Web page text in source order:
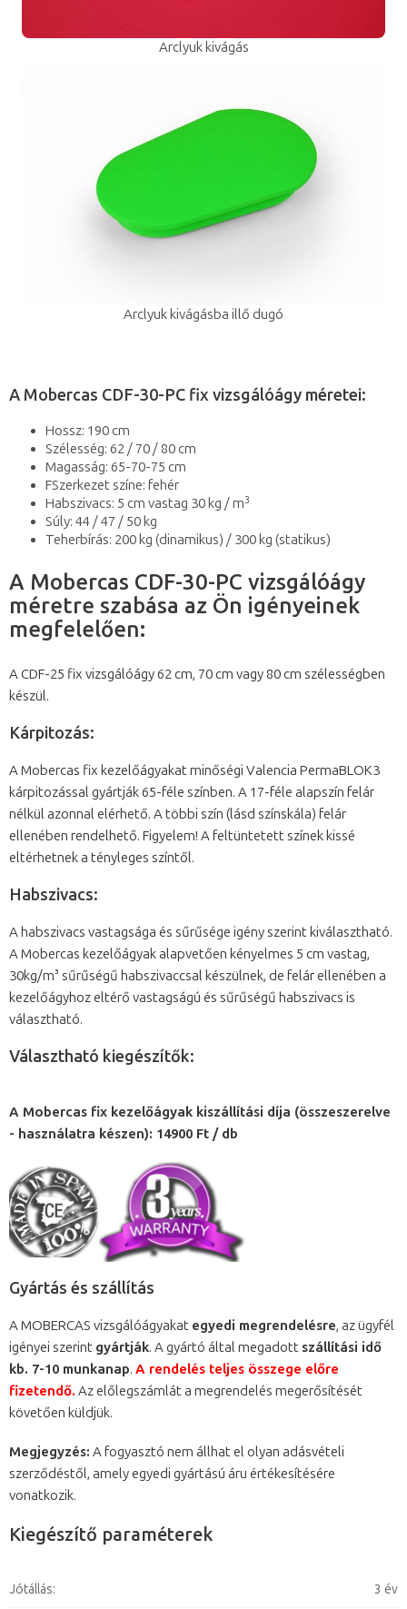
Arclyuk kivágás
Arclyuk kivágásba illő dugó
A Mobercas CDF-30-PC fix vizsgálóágy méretei:
Hossz: 190 cm
Szélesség: 62 / 70 / 80 cm
Magasság: 65-70-75 cm
FSzerkezet színe: fehér
Habszivacs: 5 cm vastag 30 kg / m3
Súly: 44 / 47 / 50 kg
Teherbírás: 200 kg (dinamikus) / 300 kg (statikus)
A Mobercas CDF-30-PC vizsgálóágy
méretre szabása az Ön igényeinek
megfelelően:
A CDF-25 fix vizsgálóágy 62 cm, 70 cm vagy 80 cm szélességben
készül.
Kárpitozás:
A Mobercas fix kezelőágyakat minőségi Valencia PermaBLOK3
kárpitozással gyártják 65-féle színben. A 17-féle alapszín felár
nélkül azonnal elérhető. A többi szín (lásd színskála) felár
ellenében rendelhető. Figyelem! A feltüntetett színek kissé
eltérhetnek a tényleges színtől.
Habszivacs:
A habszivacs vastagsága és sűrűsége igény szerint kiválasztható.
A Mobercas kezelőágyak alapvetően kényelmes 5 cm vastag,
30kg/m³ sűrűségű habszivaccsal készülnek, de felár ellenében a
kezelőágyhoz eltérő vastagságú és sűrűségű habszivacs is
választható.
Választható kiegészítők:
A Mobercas fix kezelőágyak kiszállítási díja (összeszerelve
- használatra készen): 14900 Ft / db
Gyártás és szállítás
A MOBERCAS vizsgálóágyakat egyedi megrendelésre, az ügyfél
igényei szerint gyártják. A gyártó által megadott szállítási idő
kb. 7-10 munkanap. A rendelés teljes összege előre
fizetendő. Az előlegszámlát a megrendelés megerősítését
követően küldjük.
Megjegyzés: A fogyasztó nem állhat el olyan adásvételi
szerződéstől, amely egyedi gyártású áru értékesítésére
vonatkozik.
Kiegészítő paraméterek
Jótállás: 3 év